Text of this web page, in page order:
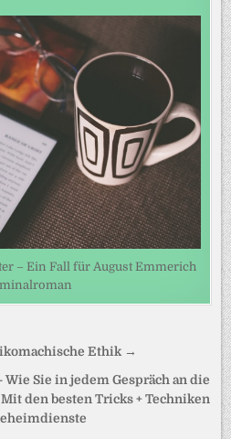
– Ein Fall für August Emmerich
Ethik →
Sie in jedem Gespräch an die
den besten Tricks + Techniken